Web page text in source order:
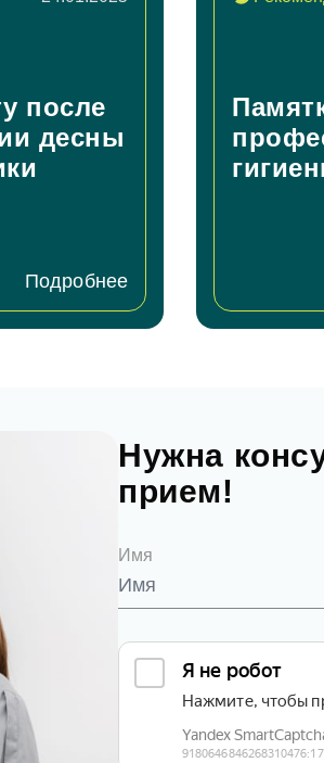
после
десны
Подробнее
Нужна
прием!
Имя
Запись
Согласен на
Записаться на приём
E-mail
Согласен наобработку
Отправить
Мы